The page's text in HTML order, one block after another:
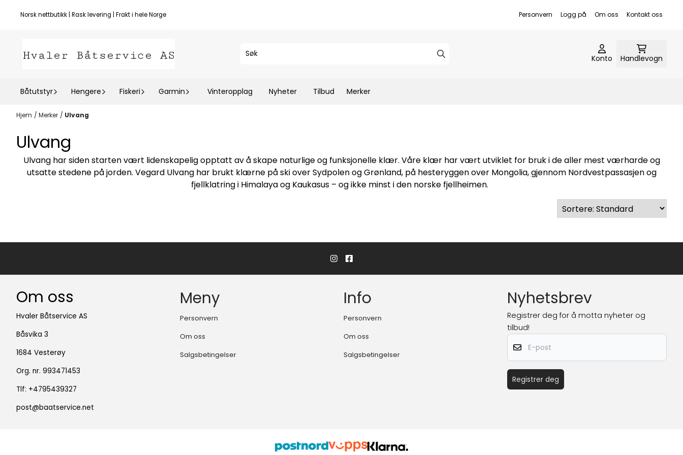
Hopp til innhold
Norsk nettbutikk | Rask levering | Frakt i hele Norge Personvern Logg på Om oss Kontakt oss
Konto Handlevogn
Båtutstyr Hengere Fiskeri Garmin Vinteropplag Nyheter Tilbud Merker
Hjem / Merker / Ulvang
Ulvang
Ulvang har siden starten vært lidenskapelig opptatt av å skape naturlige og funksjonelle klær. Våre klær har vært utviklet for bruk i de aller mest værharde og
utsatte stedene på jorden. Vegard Ulvang har brukt klærne på ski over Sydpolen og Grønland, på hesteryggen over Mongolia, gjennom Nordvestpassasjen og
fjellklatring i Himalaya og Kaukasus – og ikke minst i den norske fjellheimen.
Om oss
Hvaler Båtservice AS
Båsvika 3
1684 Vesterøy
Org. nr. 993471453
Tlf: +4795439327
post@baatservice.net
Meny
Personvern
Om oss
Salgsbetingelser
Info
Personvern
Om oss
Salgsbetingelser
Nyhetsbrev
Registrer deg for å motta nyheter og
tilbud!
E-post
Registrer deg